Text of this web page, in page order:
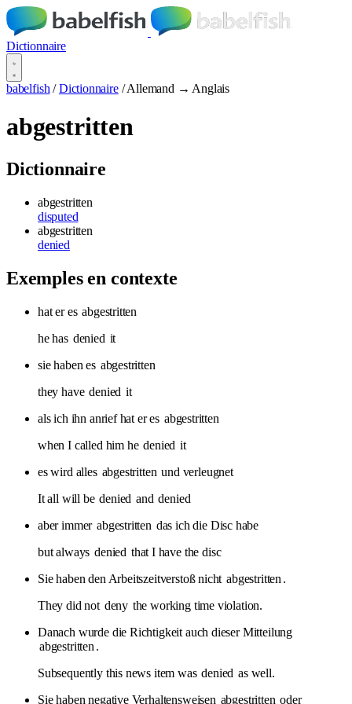
Dictionnaire
babelfish / Dictionnaire / Allemand → Anglais
abgestritten
Dictionnaire
abgestritten
disputed
abgestritten
denied
Exemples en contexte
hat er es abgestritten
he has denied it
sie haben es abgestritten
they have denied it
als ich ihn anrief hat er es abgestritten
when I called him he denied it
es wird alles abgestritten und verleugnet
It all will be denied and denied
aber immer abgestritten das ich die Disc habe
but always denied that I have the disc
Sie haben den Arbeitszeitverstoß nicht abgestritten .
They did not deny the working time violation.
Danach wurde die Richtigkeit auch dieser Mitteilung
abgestritten .
Subsequently this news item was denied as well.
Sie haben negative Verhaltensweisen abgestritten oder